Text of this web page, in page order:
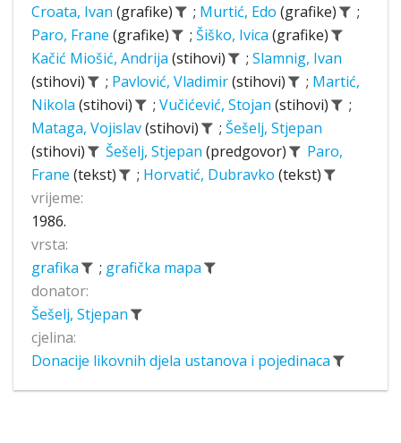
Croata, Ivan (grafike) ; Murtić, Edo (grafike)
;
Paro, Frane (grafike) ; Šiško, Ivica (grafike)
Kačić Miošić, Andrija (stihovi) ; Slamnig, Ivan
(stihovi)
; Pavlović, Vladimir(stihovi) ; Martić,
Nikola (stihovi) ; Vučićević, Stojan (stihovi)
;
Mataga, Vojislav(stihovi) ; Šešelj, Stjepan
(stihovi)
Šešelj, Stjepan (predgovor)
Paro,
Frane (tekst) ; Horvatić, Dubravko (tekst)
vrijeme:
1986.
vrsta:
grafika
; grafička mapa
donator:
Šešelj, Stjepan
cjelina:
Donacije likovnih djela ustanova i pojedinaca